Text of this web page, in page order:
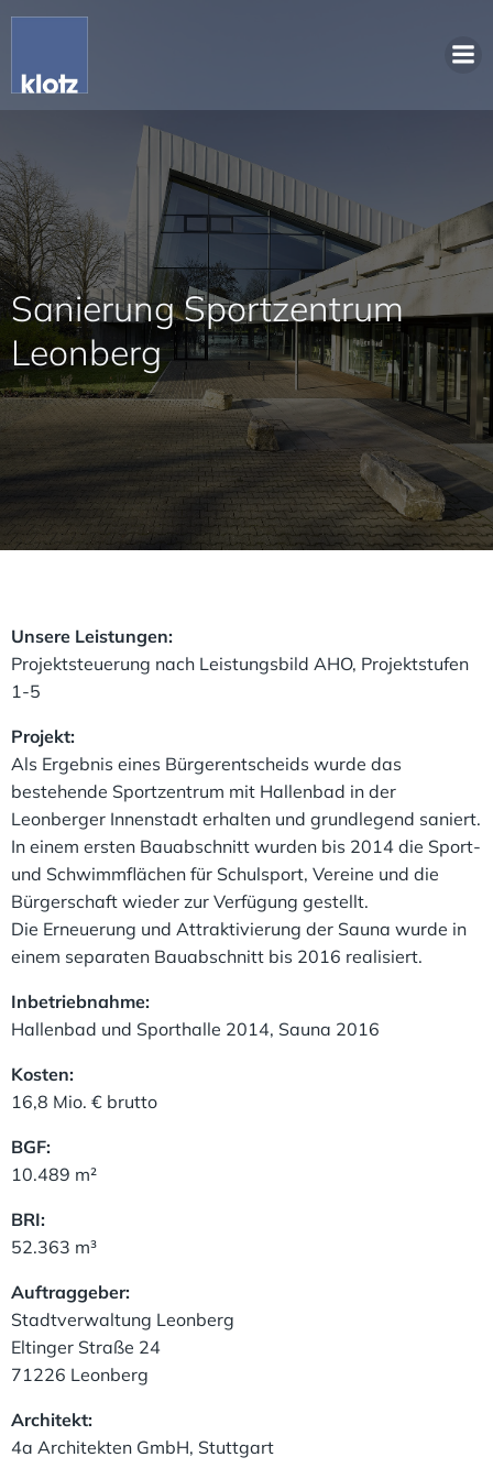
Sanierung Sportzentrum
Leonberg
Unsere Leistungen:
Projektsteuerung nach Leistungsbild AHO, Projektstufen
1-5
Projekt:
Als Ergebnis eines Bürgerentscheids wurde das
bestehende Sportzentrum mit Hallenbad in der
Leonberger Innenstadt erhalten und grundlegend saniert.
In einem ersten Bauabschnitt wurden bis 2014 die Sport-
und Schwimmflächen für Schulsport, Vereine und die
Bürgerschaft wieder zur Verfügung gestellt.
Die Erneuerung und Attraktivierung der Sauna wurde in
einem separaten Bauabschnitt bis 2016 realisiert.
Inbetriebnahme:
Hallenbad und Sporthalle 2014, Sauna 2016
Kosten:
16,8 Mio. € brutto
BGF:
10.489 m²
BRI:
52.363 m³
Auftraggeber:
Stadtverwaltung Leonberg
Eltinger Straße 24
71226 Leonberg
Architekt:
4a Architekten GmbH, Stuttgart